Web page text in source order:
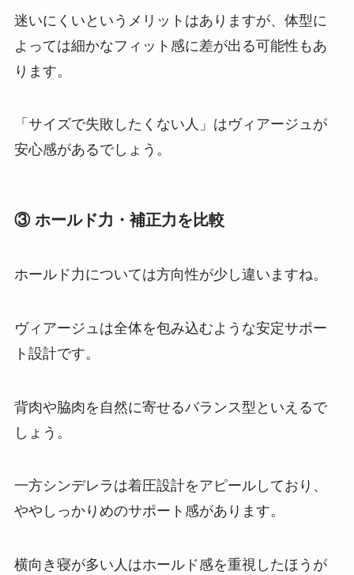
迷いにくいというメリットはありますが、体型に
よっては細かなフィット感に差が出る可能性もあ
ります。
「サイズで失敗したくない人」はヴィアージュが
安心感があるでしょう。
③ ホールド力・補正力を比較
ホールド力については方向性が少し違いますね。
ヴィアージュは全体を包み込むような安定サポー
ト設計です。
背肉や脇肉を自然に寄せるバランス型といえるで
しょう。
一方シンデレラは着圧設計をアピールしており、
ややしっかりめのサポート感があります。
横向き寝が多い人はホールド感を重視したほうが